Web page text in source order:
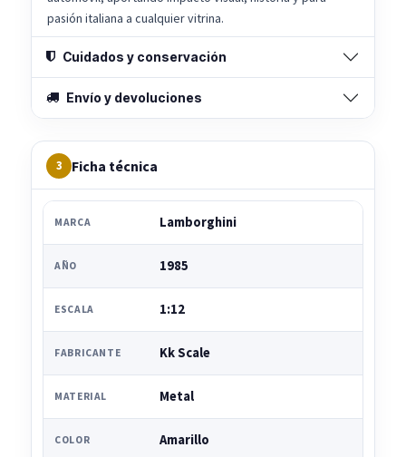
pasión italiana a cualquier vitrina.
Cuidados y conservación
Envío y devoluciones
3 Ficha técnica
MARCA Lamborghini
AÑO 1985
ESCALA 1:12
FABRICANTE Kk Scale
MATERIAL Metal
COLOR Amarillo